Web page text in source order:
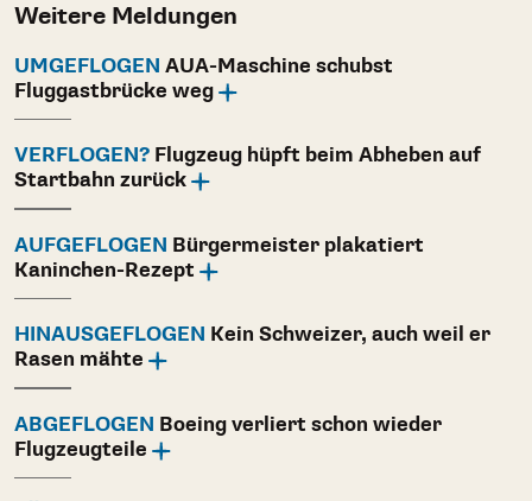
Weitere Meldungen
UMGEFLOGEN AUA-Maschine schubst
Fluggastbrücke weg
VERFLOGEN? Flugzeug hüpft beim Abheben auf
Startbahn zurück
AUFGEFLOGEN Bürgermeister plakatiert
Kaninchen-Rezept
HINAUSGEFLOGEN Kein Schweizer, auch weil er
Rasen mähte
ABGEFLOGEN Boeing verliert schon wieder
Flugzeugteile